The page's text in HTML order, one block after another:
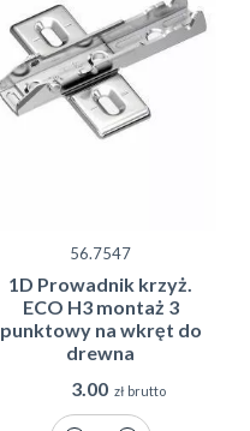
56.7547
1D Prowadnik krzyż.
ECO H3 montaż 3
punktowy na wkręt do
drewna
3.00 zł brutto